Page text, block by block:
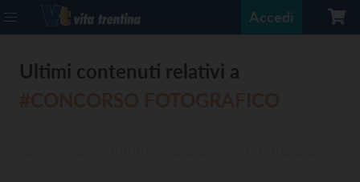
Accedi
Ultimi contenuti relativi a